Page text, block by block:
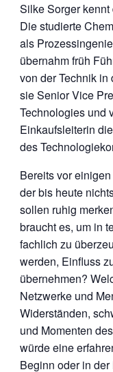
Silke Sorger
Die studierte
als
übernahm früh
von der Technik
sie Senior Vice
Technologies und
Einkaufsleiterin
des
Bereits vor
der bis heute
sollen ruhig
braucht es, um in
fachlich zu
werden, Einfluss
übernehmen?
Netzwerke und
Widerständen,
und Momenten
würde eine
Beginn oder in